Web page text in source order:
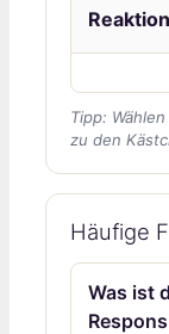
Tipp:
zu den
Häufige
Was ist